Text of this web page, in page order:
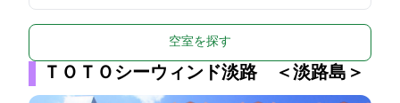
空室を探す
ＴＯＴＯシーウィンド淡路 ＜淡路島＞